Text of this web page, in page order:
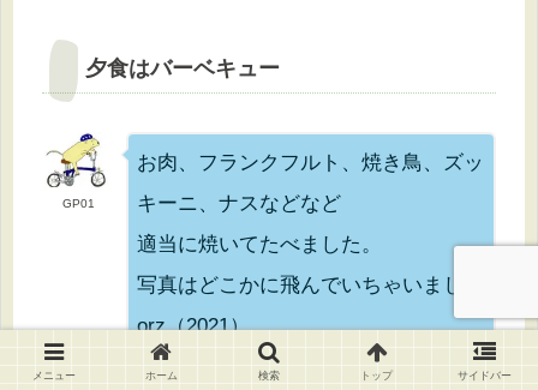
夕食はバーベキュー
GP01
お肉、フランクフルト、焼き鳥、ズッ
キーニ、ナスなどなど
適当に焼いてたべました。
写真はどこかに飛んでいちゃいました
orz（2021）
メニュー ホーム 検索 トップ サイドバー